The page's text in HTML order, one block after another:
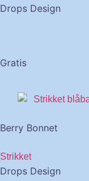
Drops Design
Gratis
Berry Bonnet
Strikket
Drops Design